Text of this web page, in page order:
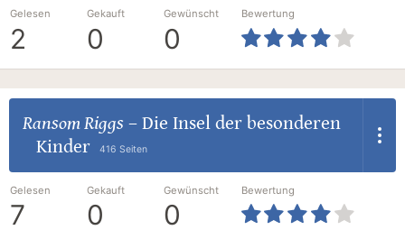
Gelesen
2
Gekauft
0
Gewünscht
0
Bewertung
Ransom Riggs – Die Insel der besonderen
Kinder
416 Seiten
Gelesen
7
Gekauft
0
Gewünscht
0
Bewertung